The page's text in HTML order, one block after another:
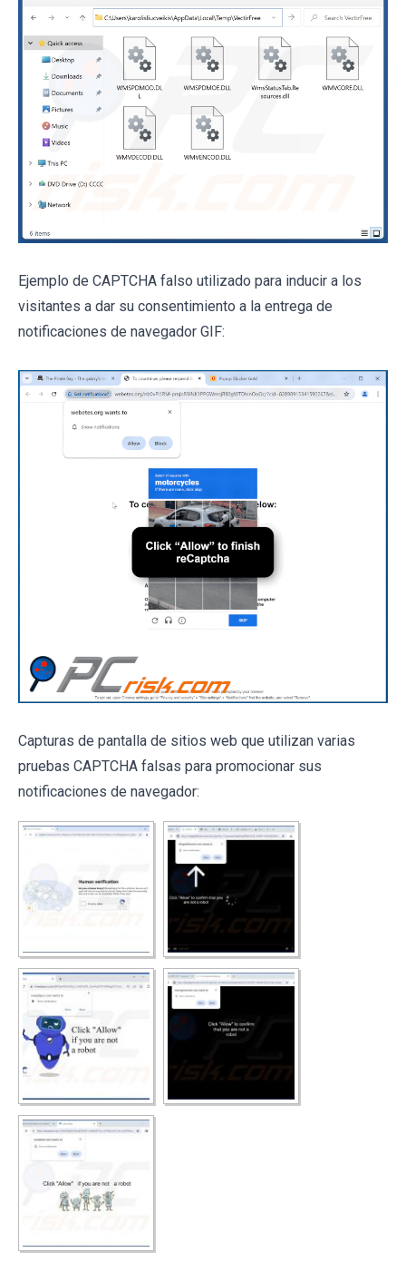
Ejemplo de CAPTCHA falso utilizado para inducir a los
visitantes a dar su consentimiento a la entrega de
notificaciones de navegador GIF:
Capturas de pantalla de sitios web que utilizan varias
pruebas CAPTCHA falsas para promocionar sus
notificaciones de navegador: